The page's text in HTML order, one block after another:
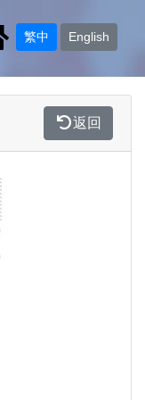
繁中 English
返回